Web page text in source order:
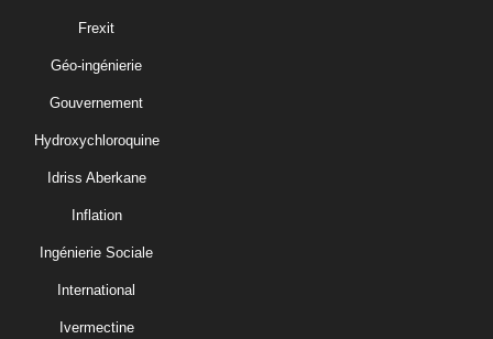
Frexit
Géo-ingénierie
Gouvernement
Hydroxychloroquine
Idriss Aberkane
Inflation
Ingénierie Sociale
International
Ivermectine